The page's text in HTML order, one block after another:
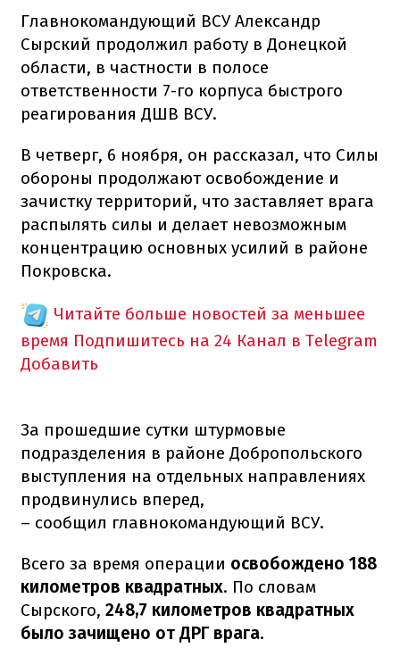
Главнокомандующий ВСУ Александр
Сырский продолжил работу в Донецкой
области, в частности в полосе
ответственности 7-го корпуса быстрого
реагирования ДШВ ВСУ.
В четверг, 6 ноября, он рассказал, что Силы
обороны продолжают освобождение и
зачистку территорий, что заставляет врага
распылять силы и делает невозможным
концентрацию основных усилий в районе
Покровска.
Читайте больше новостей за меньшее
время Подпишитесь на 24 Канал в Telegram
Добавить
За прошедшие сутки штурмовые
подразделения в районе Добропольского
выступления на отдельных направлениях
продвинулись вперед,
– сообщил главнокомандующий ВСУ.
Всего за время операции освобождено 188
километров квадратных. По словам
Сырского, 248,7 километров квадратных
было зачищено от ДРГ врага.